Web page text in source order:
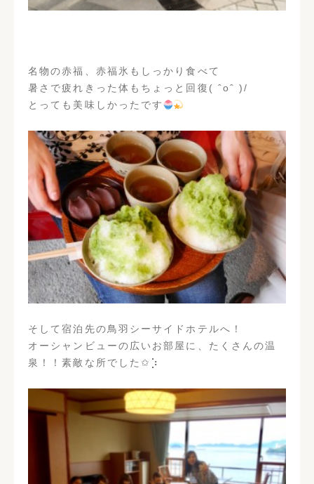
名物の赤福、赤福氷もしっかり食べて
暑さで疲れきった体もちょっと回復( ˆoˆ )/
とっても美味しかったです
そして宿泊先の鳥羽シーサイドホテルへ！
オーシャンビューの広いお部屋に、たくさんの温
泉！！素敵な所でした✩︎⡱